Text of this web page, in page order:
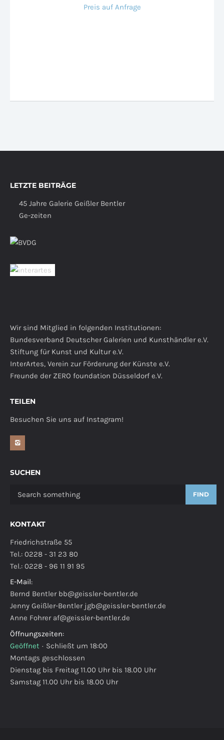
Preis auf Anfrage
LETZTE BEITRÄGE
45 Jahre Galerie Geißler Bentler
Ge-zeiten
Wir sind Mitglied in folgenden Institutionen:
Bundesverband Deutscher Galerien und Kunsthändler e.V.
Stiftung für Kunst und Kultur e.V.
InterArtes, Verein zur Förderung der Künste e.V.
Freunde der ZERO foundation Düsseldorf e.V.
TEILEN
Besuchen Sie uns auf Instagram!
SUCHEN
FIND
KONTAKT
Friedrichstraße 55
Tel.: 0228 - 31 23 80
Tel.: 0228 - 96 11 91 95
E-Mail:
Bernd Bentler bb@geissler-bentler.de
Jenny Geißler-Bentler jgb@geissler-bentler.de
Anne Fohrer af@geissler-bentler.de
Öffnungszeiten:
Geöffnet · Schließt um 18:00
Montags geschlossen
Dienstag bis Freitag 11.00 Uhr bis 18.00 Uhr
Samstag 11.00 Uhr bis 18.00 Uhr